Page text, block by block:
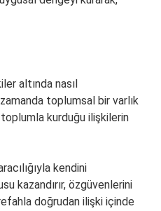
altında nasıl
zamanda toplumsal bir varlık
kurduğu ilişkilerin
kendini
kazandırır, özgüvenlerini
doğrudan ilişki içinde